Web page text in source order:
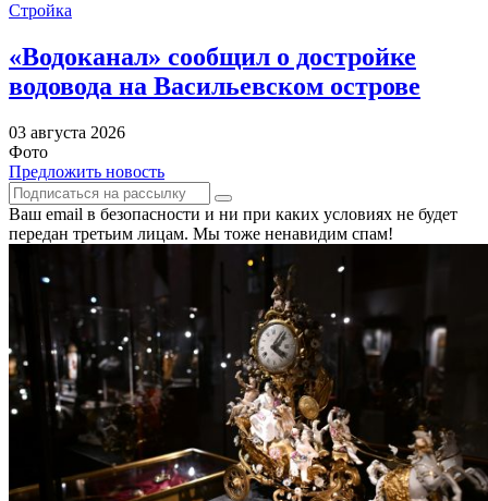
Стройка
«Водоканал» сообщил о достройке
водовода на Васильевском острове
03 августа 2026
Фото
Предложить новость
Ваш email в безопасности и ни при каких условиях не будет
передан третьим лицам. Мы тоже ненавидим спам!